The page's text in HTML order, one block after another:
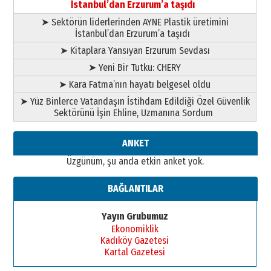
İstanbul’dan Erzurum’a taşıdı
➤ Sektörün liderlerinden AYNE Plastik üretimini
İstanbul’dan Erzurum’a taşıdı
➤ Kitaplara Yansıyan Erzurum Sevdası
➤ Yeni Bir Tutku: CHERY
➤ Kara Fatma’nın hayatı belgesel oldu
➤ Yüz Binlerce Vatandaşın İstihdam Edildiği Özel Güvenlik
Sektörünü İşin Ehline, Uzmanına Sordum
ANKET
Üzgünüm, şu anda etkin anket yok.
BAĞLANTILAR
Yayın Grubumuz
Ekonomiklik
Kadıköy Gazetesi
Kartal Gazetesi